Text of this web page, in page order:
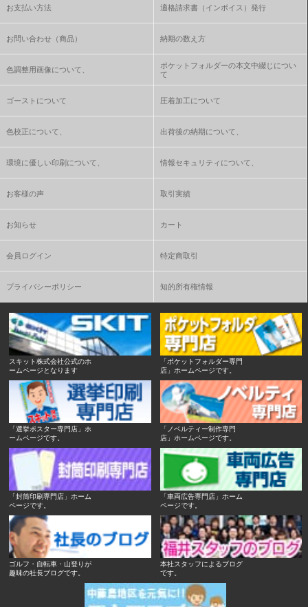
お支払い方法 適格請求書（インボイス）発行
お問い合わせ（商品） 納期の数え方
色調整用画像について、
ポケットフォルダーの本文中綴じについ
て
ゴーストについて 圧着加工について
色校正について、 出荷後の納期について、
環境に優しい印刷について、 情報セキュリティについて、
お客様の声 取引実績
お知らせ カート
会員ログイン 特定商取引
プライバシーポリシー 知的所有権情報
スキット株式会社公式のホ
ームページとなります
「ポケットフォルダー専門
店」ホームページです。
「選挙ポスター専門店」ホ
ームページです。
「ノベルティー制作専門
店」ホームページです。
「封筒印刷専門店」ホーム
ページです。
「車両広告専門店」ホーム
ページです。
ゴルフ・自転車・山登りが
趣味の社長ブログです。
本社スタッフによるブログ
です。